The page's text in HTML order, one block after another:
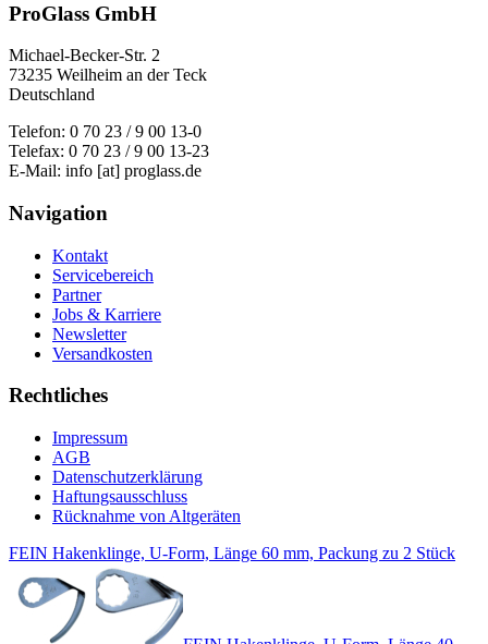
ProGlass GmbH
Michael-Becker-Str. 2
73235 Weilheim an der Teck
Deutschland
Telefon: 0 70 23 / 9 00 13-0
Telefax: 0 70 23 / 9 00 13-23
E-Mail: info [at] proglass.de
Navigation
Kontakt
Servicebereich
Partner
Jobs & Karriere
Newsletter
Versandkosten
Rechtliches
Impressum
AGB
Datenschutzerklärung
Haftungsausschluss
Rücknahme von Altgeräten
FEIN Hakenklinge, U-Form, Länge 60 mm, Packung zu 2 Stück